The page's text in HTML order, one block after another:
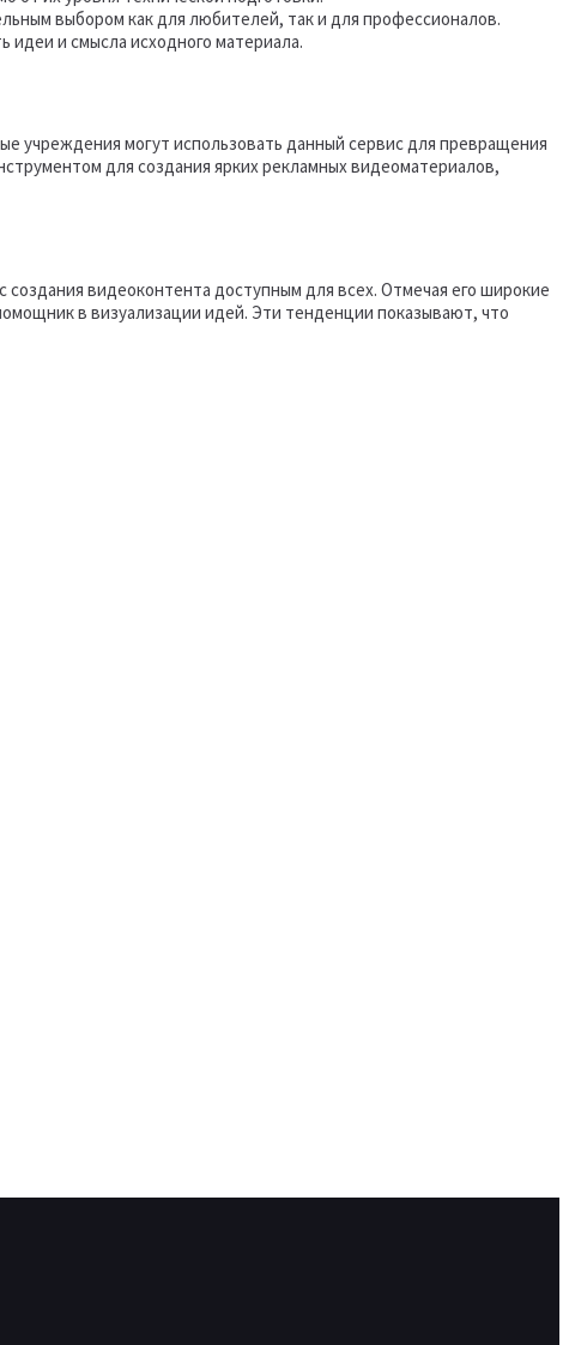
выбором как для любителей, так и для профессионалов.
и смысла исходного материала.
учреждения могут использовать данный сервис для превращения
для создания ярких рекламных видеоматериалов,
видеоконтента доступным для всех. Отмечая его широкие
в визуализации идей. Эти тенденции показывают, что